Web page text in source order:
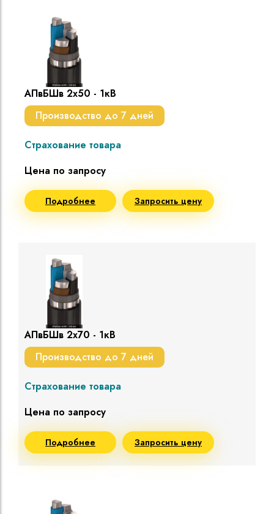
АПвБШв 2х50 - 1кВ
Производство до 7 дней
Страхование товара
Цена по запросу
Подробнее Запросить цену
АПвБШв 2х70 - 1кВ
Производство до 7 дней
Страхование товара
Цена по запросу
Подробнее Запросить цену